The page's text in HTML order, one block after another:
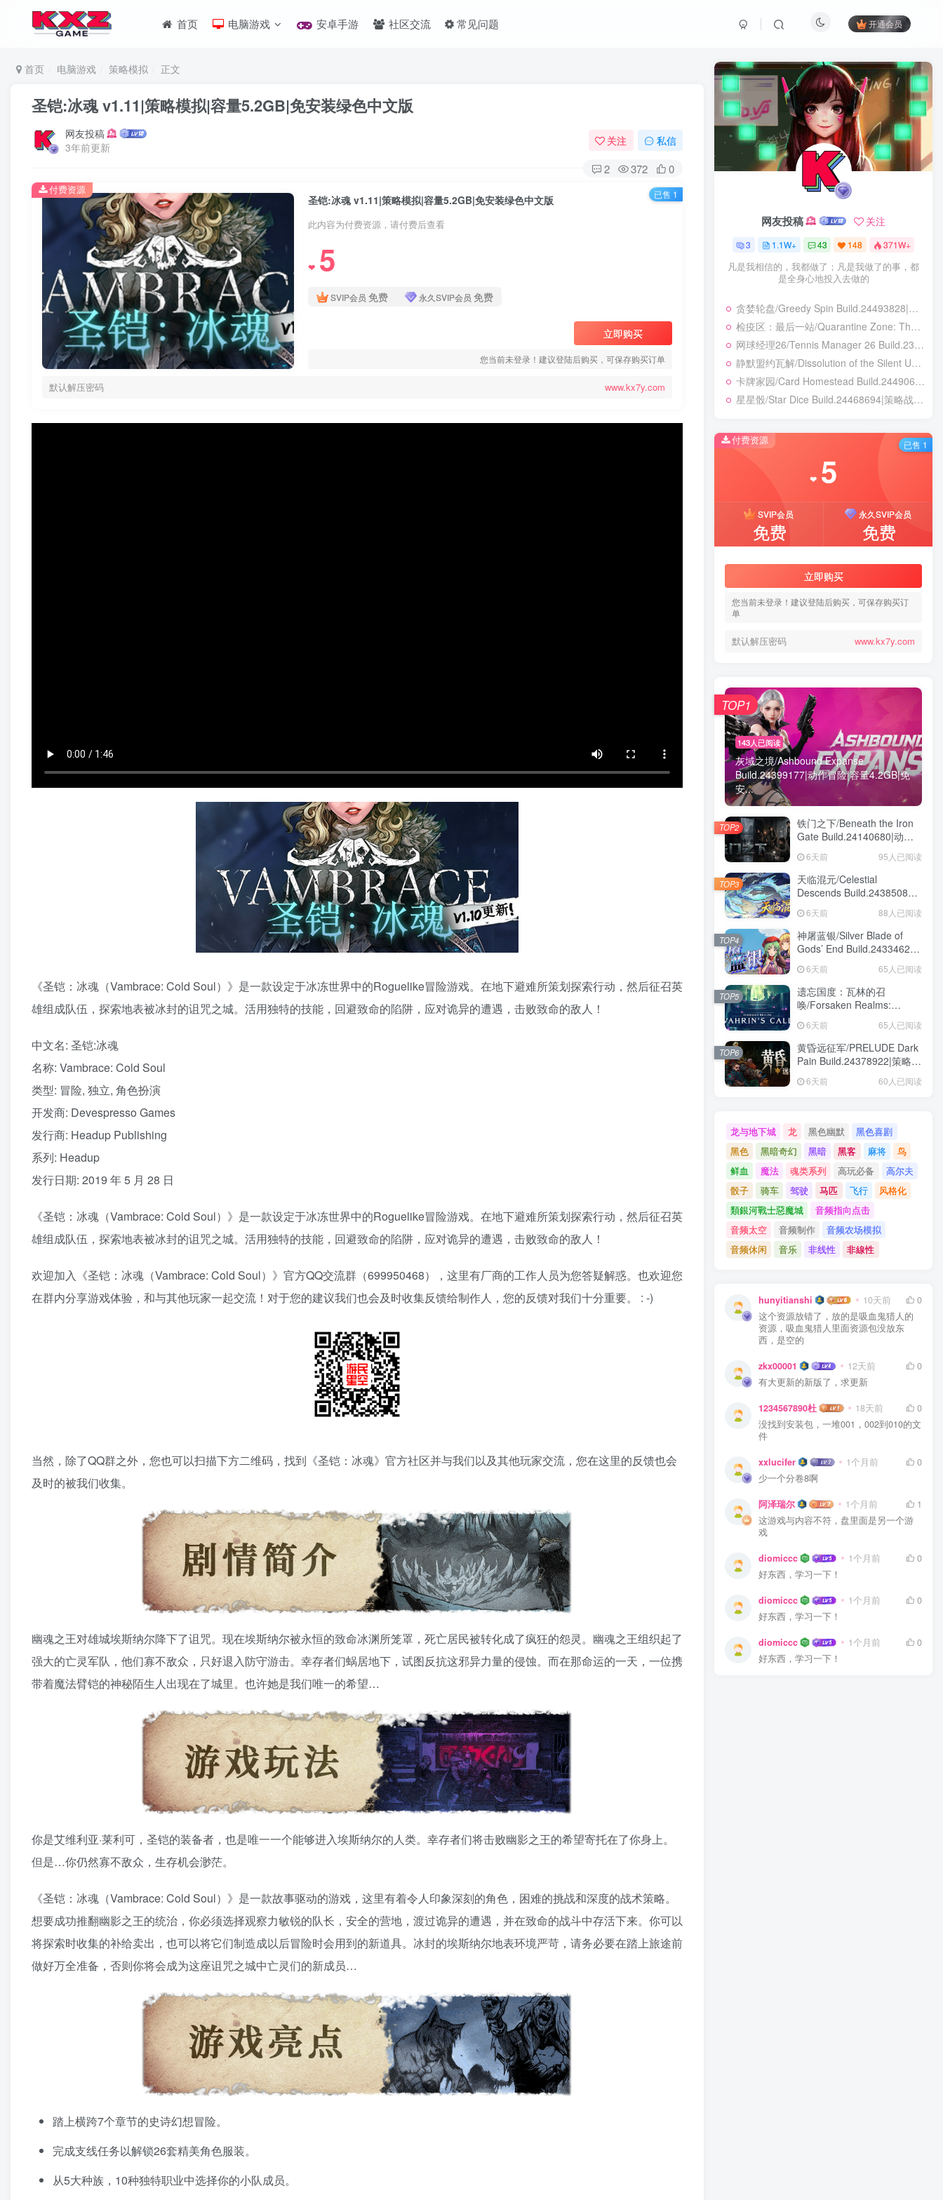
首页 电脑游戏 安卓手游 社区交流 常见问题 开通会员
首页 电脑游戏 策略模拟 正文
圣铠:冰魂 v1.11|策略模拟|容量5.2GB|免安装绿色中文版
网友投稿
3年前更新
关注 私信
2 372 0
圣铠:冰魂 v1.11|策略模拟|容量5.2GB|免安装绿色中文版
此内容为付费资源，请付费后查看
❤ 5
SVIP会员 免费 永久SVIP会员 免费
立即购买
您当前未登录！建议登陆后购买，可保存购买订单
默认解压密码 www.kx7y.com
付费资源 已售 1
《圣铠：冰魂（Vambrace: Cold Soul）》是一款设定于冰冻世界中的Roguelike冒险游戏。在地下避难所策划探索行动，然后征召英
雄组成队伍，探索地表被冰封的诅咒之城。活用独特的技能，回避致命的陷阱，应对诡异的遭遇，击败致命的敌人！
中文名: 圣铠:冰魂
名称: Vambrace: Cold Soul
类型: 冒险, 独立, 角色扮演
开发商: Devespresso Games
发行商: Headup Publishing
系列: Headup
发行日期: 2019 年 5 月 28 日
《圣铠：冰魂（Vambrace: Cold Soul）》是一款设定于冰冻世界中的Roguelike冒险游戏。在地下避难所策划探索行动，然后征召英
雄组成队伍，探索地表被冰封的诅咒之城。活用独特的技能，回避致命的陷阱，应对诡异的遭遇，击败致命的敌人！
欢迎加入《圣铠：冰魂（Vambrace: Cold Soul）》官方QQ交流群（699950468），这里有厂商的工作人员为您答疑解惑。也欢迎您
在群内分享游戏体验，和与其他玩家一起交流！对于您的建议我们也会及时收集反馈给制作人，您的反馈对我们十分重要。 : -)
当然，除了QQ群之外，您也可以扫描下方二维码，找到《圣铠：冰魂》官方社区并与我们以及其他玩家交流，您在这里的反馈也会
及时的被我们收集。
幽魂之王对雄城埃斯纳尔降下了诅咒。现在埃斯纳尔被永恒的致命冰渊所笼罩，死亡居民被转化成了疯狂的怨灵。幽魂之王组织起了
强大的亡灵军队，他们寡不敌众，只好退入防守游击。幸存者们蜗居地下，试图反抗这邪异力量的侵蚀。而在那命运的一天，一位携
带着魔法臂铠的神秘陌生人出现在了城里。也许她是我们唯一的希望…
你是艾维利亚·莱利可，圣铠的装备者，也是唯一一个能够进入埃斯纳尔的人类。幸存者们将击败幽影之王的希望寄托在了你身上。
但是…你仍然寡不敌众，生存机会渺茫。
《圣铠：冰魂（Vambrace: Cold Soul）》是一款故事驱动的游戏，这里有着令人印象深刻的角色，困难的挑战和深度的战术策略。
想要成功推翻幽影之王的统治，你必须选择观察力敏锐的队长，安全的营地，渡过诡异的遭遇，并在致命的战斗中存活下来。你可以
将探索时收集的补给卖出，也可以将它们制造成以后冒险时会用到的新道具。冰封的埃斯纳尔地表环境严苛，请务必要在踏上旅途前
做好万全准备，否则你将会成为这座诅咒之城中亡灵们的新成员…
踏上横跨7个章节的史诗幻想冒险。
完成支线任务以解锁26套精美角色服装。
从5大种族，10种独特职业中选择你的小队成员。
网友投稿 关注
3 1.1W+ 43 148 371W+
凡是我相信的，我都做了；凡是我做了的事，都
是全身心地投入去做的
贪婪轮盘/Greedy Spin Build.24493828|策略战棋|容量247B|免安装绿色中文版
检疫区：最后一站/Quarantine Zone: The Last Check v1.1.13.1981|模拟经营|容量12.7GB|免安装绿色中文版
网球经理26/Tennis Manager 26 Build.23764728|体育竞速|容量4.1GB|免安装绿色中文版
静默盟约瓦解/Dissolution of the Silent Union Build.24450155|恐怖冒险|容量1GB|免安装绿色中文版
卡牌家园/Card Homestead Build.24490632|策略战棋|容量1.3GB|免安装绿色中文版
星星骰/Star Dice Build.24468694|策略战棋|容量511B|免安装绿色中文版
付费资源
❤ 5
SVIP会员
免费
永久SVIP会员
免费
立即购买
您当前未登录！建议登陆后购买，可保存购买订
单
默认解压密码 www.kx7y.com
已售 1
143人已阅读
灰域之境/Ashbound Expanse
Build.24399177|动作冒险|容量4.2GB|免
安...
TOP1
铁门之下/Beneath the Iron
Gate Build.24140680|动作
中文版
6天前 95人已阅读
TOP2
天临混元/Celestial
Descends Build.24385086|
策略战棋|容量11.4GB|免安
装绿色中文版
6天前 88人已阅读
TOP3
神屠蓝银/Silver Blade of
Gods’ End Build.24334624|
角色扮演|容量1.8GB|免安装
绿色中文版
6天前 65人已阅读
TOP4
遗忘国度：瓦林的召
唤/Forsaken Realms:
Vahrin’s Call
Build.24413366|角色扮演|容
量19.6GB|免安装绿色中文版
6天前 65人已阅读
TOP5
黄昏远征军/PRELUDE Dark
Pain Build.24378922|策略战
棋|容量5.7GB|免安装绿色中
文版6天前 60人已阅读
TOP6
龙与地下城 龙 黑色幽默
黑色喜剧
黑色
黑暗奇幻 黑暗 黑客 麻将
鸟
鲜血
魔法 魂类系列 高玩必备
高尔夫
骰子
骑车 驾驶 马匹 飞行
风格化
類銀河戰士惡魔城
音频指向点击
音频太空
音频制作
音频农场模拟
音频休闲
音乐 非线性 非線性
hunyitianshi 10天前
0
这个资源放错了，放的是吸血鬼猎人的
资源，吸血鬼猎人里面资源包没放东
西，是空的
zkx00001 12天前
0
有大更新的新版了，求更新
1234567890杜 18天前
0
没找到安装包，一堆001，002到010的文
件
xxlucifer 1个月前
0
少一个分卷8啊
阿泽瑞尔 1个月前
1
这游戏与内容不符，盘里面是另一个游
戏
diomiccc 1个月前
0
好东西，学习一下！
diomiccc 1个月前
0
好东西，学习一下！
diomiccc 1个月前
0
好东西，学习一下！